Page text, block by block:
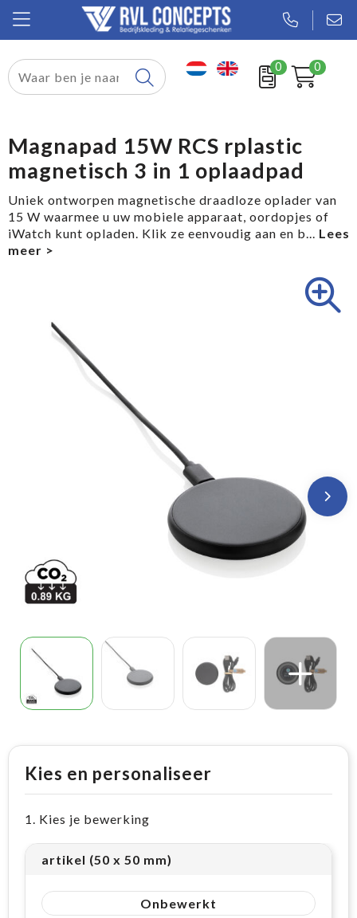
0 0
Relatiegeschenken
Tassen
Sport
Werkkleding
Magnapad 15W RCS rplastic
magnetisch 3 in 1 oplaadpad
Uniek ontworpen magnetische draadloze oplader van
15 W waarmee u uw mobiele apparaat, oordopjes of
iWatch kunt opladen. Klik ze eenvoudig aan en b...
Kies en personaliseer
1. Kies je bewerking
artikel (50 x 50 mm)
Onbewerkt